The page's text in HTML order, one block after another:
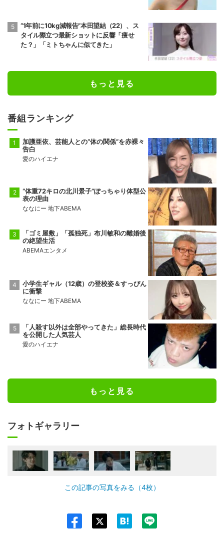
“1年前に10kg減報告”本田望結（22）、ス
タイル際立つ最新ショットに反響「痩せ
た？」「ミトちゃんに似てきた」
もっと見る
番組ランキング
加護亜依、芸能人との“体の関係”を赤裸々
告白
愛のハイエナ
“体重72キロの北川景子”ぽっちゃり体型公
表の理由
ななにー 地下ABEMA
「ゴミ屋敷」「孤独死」布川敏和の離婚後
の絶望生活
ABEMAエンタメ
小学生ギャル（12歳）の登校姿＆すっぴん
に衝撃
ななにー 地下ABEMA
「人殺す以外は全部やってきた」総長時代
を公開した人気芸人
愛のハイエナ
もっと見る
フォトギャラリー
この記事の写真をみる（4枚）